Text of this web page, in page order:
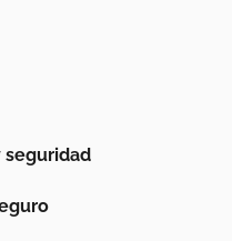
seguridad